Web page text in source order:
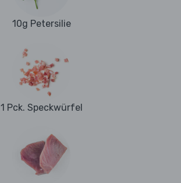
10g Petersilie
1 Pck. Speckwürfel